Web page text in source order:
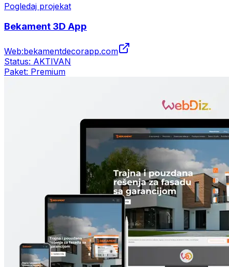
Pogledaj projekat
Bekament 3D App
Web:bekamentdecorapp.com
Status: AKTIVAN
Paket: Premium